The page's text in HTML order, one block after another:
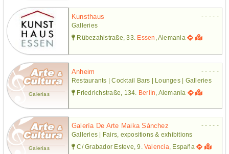
Kunsthaus
- - - - -
Galleries
Rübezahlstraße, 33. Essen , Alemania
Galerías
Anheim
- - - - -
Restaurants | Cocktail Bars | Lounges | Galleries
Friedrichstraße, 134. Berlín , Alemania
Galerías
Galería De Arte Maika Sánchez
- - - - -
Galleries | Fairs, expositions & exhibitions
C/ Grabador Esteve, 9.Valencia , España